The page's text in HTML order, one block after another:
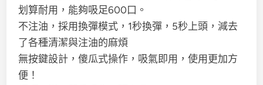
划算耐用，能夠吸足600口。
不注油，採用換彈模式，1秒換彈，5秒上頭，減去
了各種清潔與注油的麻煩
無按鍵設計，傻瓜式操作，吸氣即用，使用更加方
便！